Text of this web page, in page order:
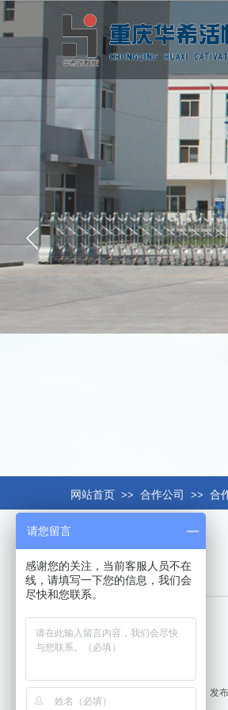
网站首页 >> 合作公司 >> 合
发
请您留言
感谢您的关注，当前客服人员不在
线，请填写一下您的信息，我们会
尽快和您联系。